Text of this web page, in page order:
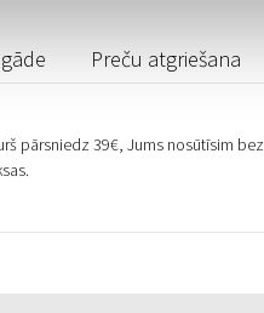
Preču atgriešana
pārsniedz 39€, Jums nosūtīsim bez